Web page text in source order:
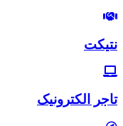
نتیکت
تاجر الکترونیک